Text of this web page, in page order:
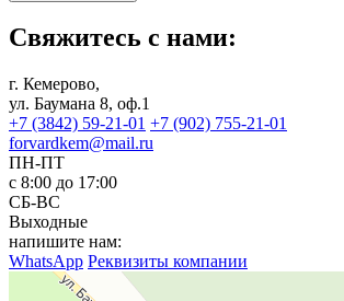
Свяжитесь с нами:
г. Кемерово,
ул. Баумана 8, оф.1
+7 (3842) 59-21-01 +7 (902) 755-21-01
forvardkem@mail.ru
ПН-ПТ
с 8:00 до 17:00
СБ-ВС
Выходные
напишите нам:
WhatsApp Реквизиты компании